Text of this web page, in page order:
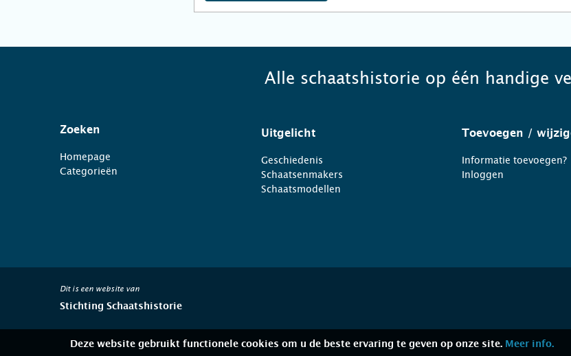
Alle schaatshistorie op één handige
Zoeken
Homepage
Categorieën
Uitgelicht
Geschiedenis
Schaatsenmakers
Schaatsmodellen
Toevoegen /
Informatie toevoegen?
Inloggen
Dit is een website van
Stichting Schaatshistorie
Deze website gebruikt functionele cookies om u de beste ervaring te geven op onze site. Meer info.